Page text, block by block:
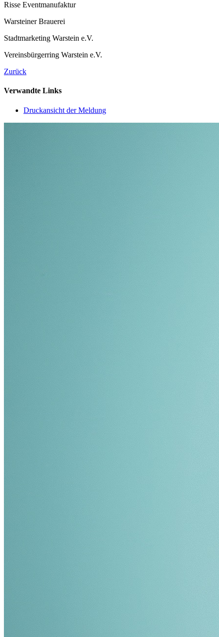
Risse Eventmanufaktur
Warsteiner Brauerei
Stadtmarketing Warstein e.V.
Vereinsbürgerring Warstein e.V.
Zurück
Verwandte Links
Druckansicht der Meldung